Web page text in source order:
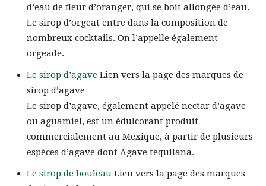
d’eau de fleur d’oranger, qui se boit allongée d’eau.
Le sirop d’orgeat entre dans la composition de
nombreux cocktails. On l’appelle également
orgeade.
Le sirop d’agave Lien vers la page des marques de
sirop d’agave
Le sirop d’agave, également appelé nectar d’agave
ou aguamiel, est un édulcorant produit
commercialement au Mexique, à partir de plusieurs
espèces d’agave dont Agave tequilana.
Le sirop de bouleau Lien vers la page des marques